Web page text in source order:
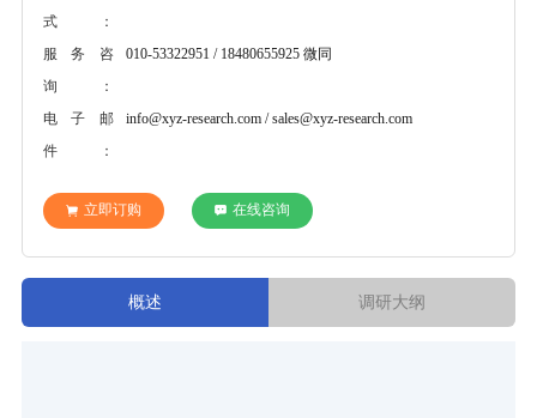
式：
服务咨
询：
010-53322951 / 18480655925 微同
电子邮
件：
info@xyz-research.com / sales@xyz-research.com
立即订购 在线咨询
概述 调研大纲